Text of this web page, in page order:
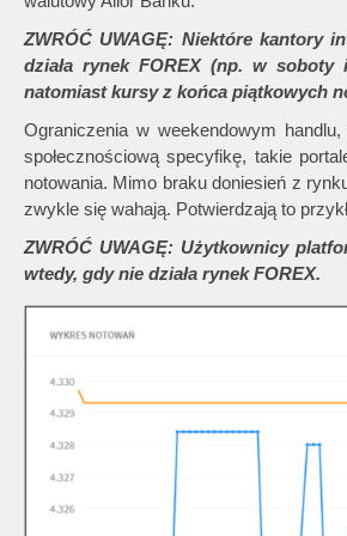
ZWRÓĆ UWAGĘ: Niektóre kantory
działa rynek FOREX (np. w
natomiast kursy z końca piątkowych
Ograniczenia w weekendowym
społecznościową specyfikę, takie
notowania. Mimo braku doniesień z
zwykle się wahają. Potwierdzają to
ZWRÓĆ UWAGĘ: Użytkownicy
wtedy, gdy nie działa rynek FOREX.